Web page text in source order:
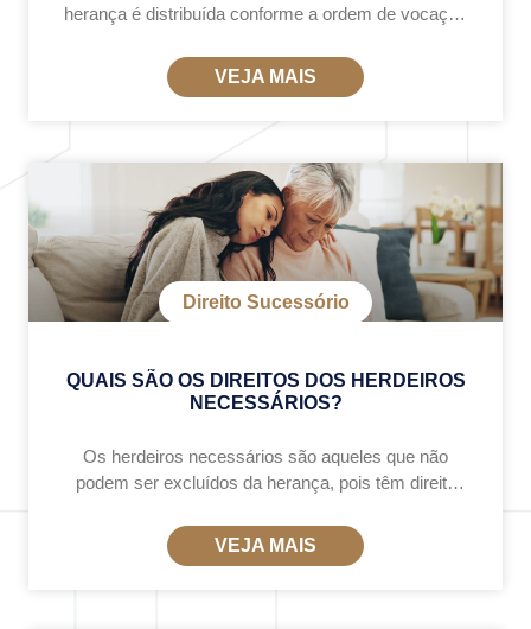
herança é distribuída conforme a ordem de vocação
de sucessão (quem herda
VEJA MAIS
Direito Sucessório
QUAIS SÃO OS DIREITOS DOS HERDEIROS
NECESSÁRIOS?
Os herdeiros necessários são aqueles que não
podem ser excluídos da herança, pois têm direito
patrimônio do falecido (Art. 1.846 do Código Civil).
VEJA MAIS